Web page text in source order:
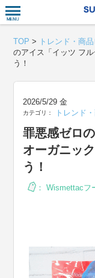
TOP > トレンド・商
のアイス「イッツ フ
う！
2026/5/29 金
カテゴリ： トレンド
罪悪感ゼロ
オーガニッ
う！
： Wismettacフ